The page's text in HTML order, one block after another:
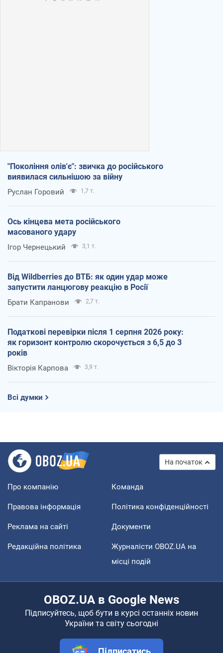
"Покоління олів'є": звичка до російського
виявилася сильнішою за війну
Руслан Горовий 1,7 т.
Ось кінцева мета російського
масованого удару
Ігор Чернецький 3,1 т.
Від Wildberries до ВТБ: як один удар може
запустити ланцюгову реакцію в Росії
Брати Капранови 2,7 т.
Податкові перевірки після 1 серпня 2026 року:
як горизонт контролю скорочується з 6,5 до 3
років
Вікторія Карпова 3,9 т.
Всі думки
На початок
Про компанію Команда
Правова інформація Політика конфіденційності
Реклама на сайті Документи
Редакційна політика
Журналісти OBOZ.UA на
місці подій
OBOZ.UA в Google News
Підписуйтесь, щоб бути в курсі останніх новин
України та світу сьогодні